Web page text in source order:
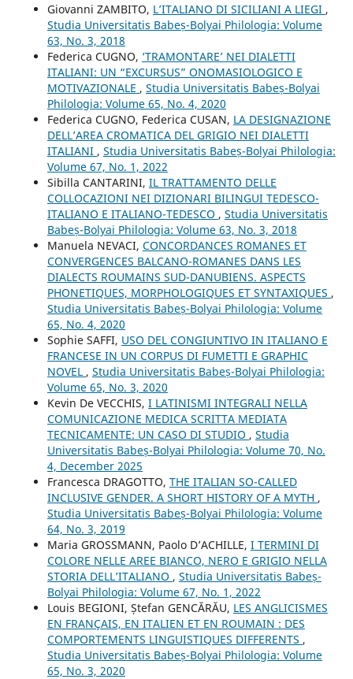
Giovanni ZAMBITO, L’ITALIANO DI SICILIANI A LIEGI ,
Studia Universitatis Babeș-Bolyai Philologia: Volume
63, No. 3, 2018
Federica CUGNO, ‘TRAMONTARE’ NEI DIALETTI
ITALIANI: UN “EXCURSUS” ONOMASIOLOGICO E
MOTIVAZIONALE , Studia Universitatis Babeș-Bolyai
Philologia: Volume 65, No. 4, 2020
Federica CUGNO, Federica CUSAN, LA DESIGNAZIONE
DELL’AREA CROMATICA DEL GRIGIO NEI DIALETTI
ITALIANI , Studia Universitatis Babeș-Bolyai Philologia:
Volume 67, No. 1, 2022
Sibilla CANTARINI, IL TRATTAMENTO DELLE
COLLOCAZIONI NEI DIZIONARI BILINGUI TEDESCO-
ITALIANO E ITALIANO-TEDESCO , Studia Universitatis
Babeș-Bolyai Philologia: Volume 63, No. 3, 2018
Manuela NEVACI, CONCORDANCES ROMANES ET
CONVERGENCES BALCANO-ROMANES DANS LES
DIALECTS ROUMAINS SUD-DANUBIENS. ASPECTS
PHONETIQUES, MORPHOLOGIQUES ET SYNTAXIQUES ,
Studia Universitatis Babeș-Bolyai Philologia: Volume
65, No. 4, 2020
Sophie SAFFI, USO DEL CONGIUNTIVO IN ITALIANO E
FRANCESE IN UN CORPUS DI FUMETTI E GRAPHIC
NOVEL , Studia Universitatis Babeș-Bolyai Philologia:
Volume 65, No. 3, 2020
Kevin De VECCHIS, I LATINISMI INTEGRALI NELLA
COMUNICAZIONE MEDICA SCRITTA MEDIATA
TECNICAMENTE: UN CASO DI STUDIO , Studia
Universitatis Babeș-Bolyai Philologia: Volume 70, No.
4, December 2025
Francesca DRAGOTTO, THE ITALIAN SO-CALLED
INCLUSIVE GENDER. A SHORT HISTORY OF A MYTH ,
Studia Universitatis Babeș-Bolyai Philologia: Volume
64, No. 3, 2019
Maria GROSSMANN, Paolo D’ACHILLE, I TERMINI DI
COLORE NELLE AREE BIANCO, NERO E GRIGIO NELLA
STORIA DELL’ITALIANO , Studia Universitatis Babeș-
Bolyai Philologia: Volume 67, No. 1, 2022
Louis BEGIONI, Ștefan GENCĂRĂU, LES ANGLICISMES
EN FRANÇAIS, EN ITALIEN ET EN ROUMAIN : DES
COMPORTEMENTS LINGUISTIQUES DIFFERENTS ,
Studia Universitatis Babeș-Bolyai Philologia: Volume
65, No. 3, 2020